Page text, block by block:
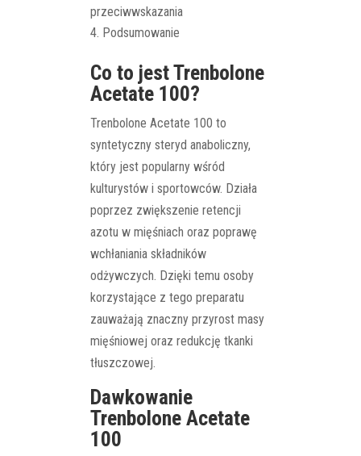
przeciwwskazania
Podsumowanie
Co to jest Trenbolone
Acetate 100?
Trenbolone Acetate 100 to
syntetyczny steryd anaboliczny,
który jest popularny wśród
kulturystów i sportowców. Działa
poprzez zwiększenie retencji
azotu w mięśniach oraz poprawę
wchłaniania składników
odżywczych. Dzięki temu osoby
korzystające z tego preparatu
zauważają znaczny przyrost masy
mięśniowej oraz redukcję tkanki
tłuszczowej.
Dawkowanie
Trenbolone Acetate
100